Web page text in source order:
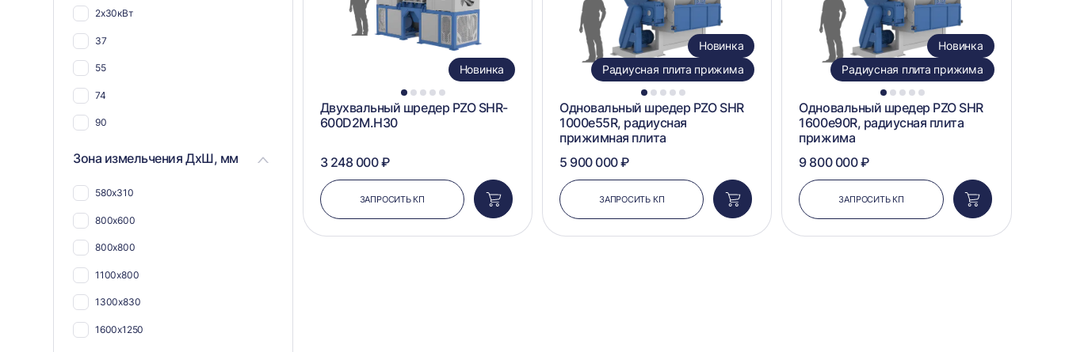
2х30кВт
37
55
74
90
Зона измельчения ДхШ, мм
580х310
800х600
800х800
1100х800
1300х830
1600х1250
1 2 3 4 5
Новинка
Двухвальный шредер PZO SHR-
600D2M.H30
3 248 000 ₽
ЗАПРОСИТЬ КП
Добавить
в
корзину
1 2 3 4 5
Новинка
Радиусная плита прижима
Одновальный шредер PZO SHR
1000e55R, радиусная
прижимная плита
5 900 000 ₽
ЗАПРОСИТЬ КП
Добавить
в
корзину
1 2 3 4 5
Новинка
Радиусная плита прижима
Одновальный шредер PZO SHR
1600e90R, радиусная плита
прижима
9 800 000 ₽
ЗАПРОСИТЬ КП
Добавить
в
корзину